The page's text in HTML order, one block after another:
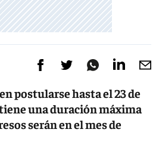
postularse hasta el 23 de
una duración máxima
serán en el mes de